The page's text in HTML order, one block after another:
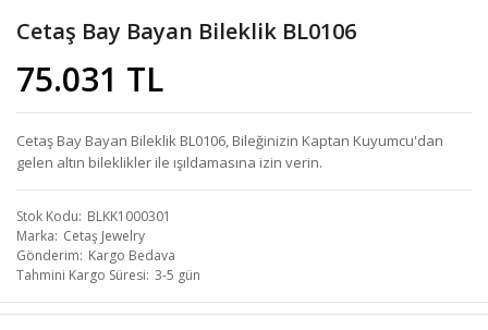
Cetaş Bay Bayan Bileklik BL0106
75.031 TL
Cetaş Bay Bayan Bileklik BL0106, Bileğinizin Kaptan Kuyumcu'dan
gelen altın bileklikler ile ışıldamasına izin verin.
Stok Kodu BLKK1000301
Marka Cetaş Jewelry
Gönderim Kargo Bedava
Tahmini Kargo Süresi 3-5 gün